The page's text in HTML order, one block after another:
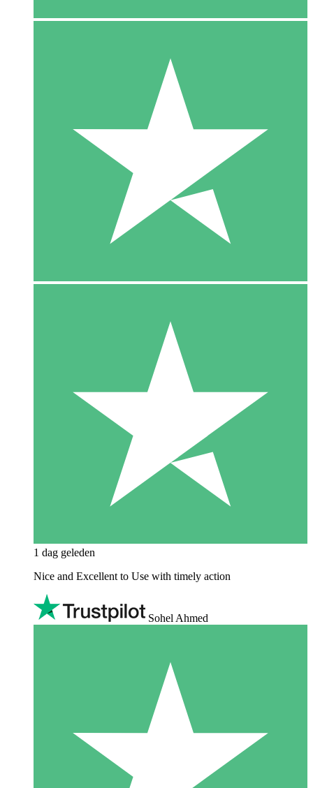
1 dag geleden
Nice and Excellent to Use with timely action
Sohel Ahmed